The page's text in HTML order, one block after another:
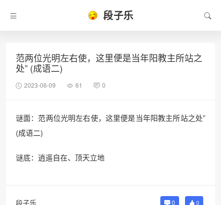
段子乐
范两位光明左右使，这里便是当年阳教主所站之
处” (成语二)
2023-06-09 61 0
谜面：范两位光明左右使，这里便是当年阳教主所站之处”
(成语二)
谜底：逍遥自在、顶天立地
段子乐 0 0